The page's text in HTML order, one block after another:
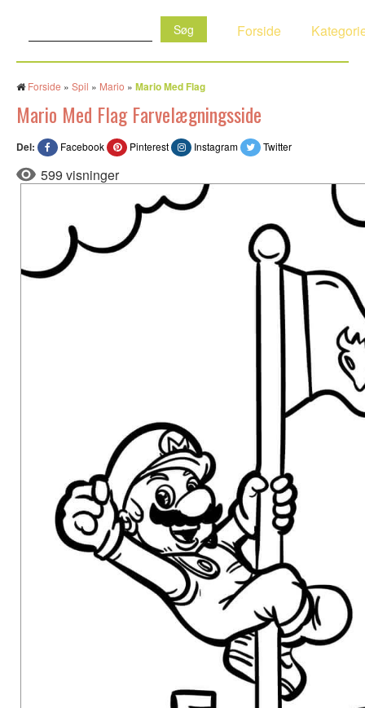
Forside
Forside » Spil » Mario » Mario Med Flag
Mario Med Flag Farvelægningsside
Del: Facebook Pinterest Instagram Twitter
599 visninger